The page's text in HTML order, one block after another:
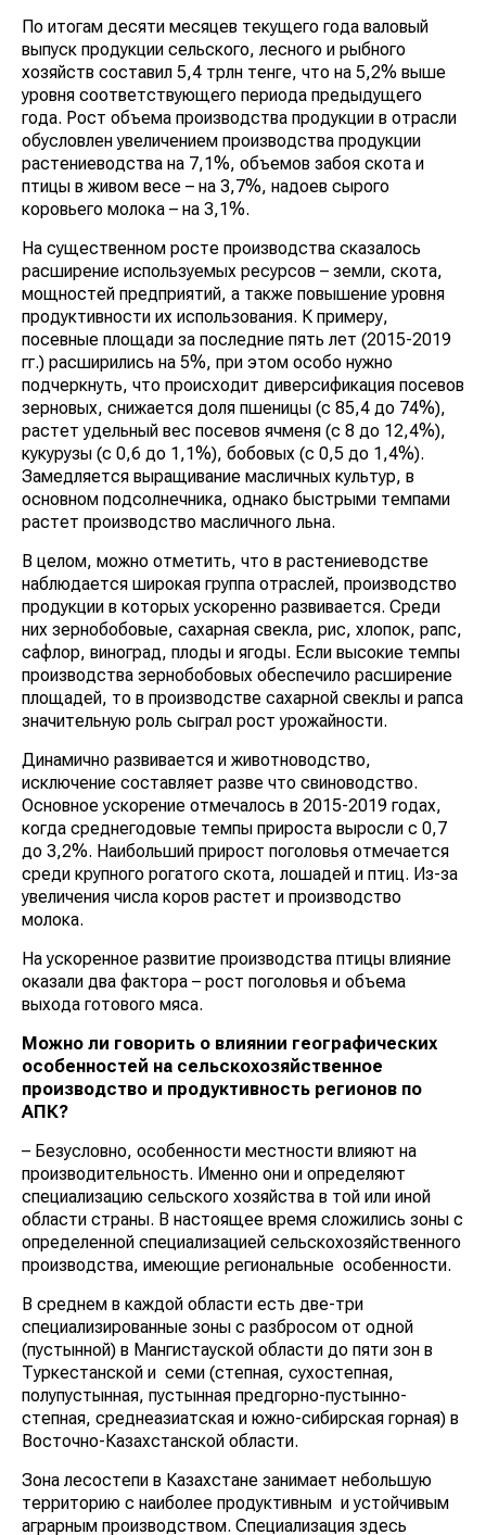
По итогам десяти месяцев текущего года валовый
выпуск продукции сельского, лесного и рыбного
хозяйств составил 5,4 трлн тенге, что на 5,2% выше
уровня соответствующего периода предыдущего
года. Рост объема производства продукции в отрасли
обусловлен увеличением производства продукции
растениеводства на 7,1%, объемов забоя скота и
птицы в живом весе – на 3,7%, надоев сырого
коровьего молока – на 3,1%.
На существенном росте производства сказалось
расширение используемых ресурсов – земли, скота,
мощностей предприятий, а также повышение уровня
продуктивности их использования. К примеру,
посевные площади за последние пять лет (2015-2019
гг.) расширились на 5%, при этом особо нужно
подчеркнуть, что происходит диверсификация посевов
зерновых, снижается доля пшеницы (с 85,4 до 74%),
растет удельный вес посевов ячменя (с 8 до 12,4%),
кукурузы (с 0,6 до 1,1%), бобовых (с 0,5 до 1,4%).
Замедляется выращивание масличных культур, в
основном подсолнечника, однако быстрыми темпами
растет производство масличного льна.
В целом, можно отметить, что в растениеводстве
наблюдается широкая группа отраслей, производство
продукции в которых ускоренно развивается. Среди
них зернобобовые, сахарная свекла, рис, хлопок, рапс,
сафлор, виноград, плоды и ягоды. Если высокие темпы
производства зернобобовых обеспечило расширение
площадей, то в производстве сахарной свеклы и рапса
значительную роль сыграл рост урожайности.
Динамично развивается и животноводство,
исключение составляет разве что свиноводство.
Основное ускорение отмечалось в 2015-2019 годах,
когда среднегодовые темпы прироста выросли с 0,7
до 3,2%. Наибольший прирост поголовья отмечается
среди крупного рогатого скота, лошадей и птиц. Из-за
увеличения числа коров растет и производство
молока.
На ускоренное развитие производства птицы влияние
оказали два фактора – рост поголовья и объема
выхода готового мяса.
Можно ли говорить о влиянии географических
особенностей на сельскохозяйственное
производство и продуктивность регионов по
АПК?
– Безусловно, особенности местности влияют на
производительность. Именно они и определяют
специализацию сельского хозяйства в той или иной
области страны. В настоящее время сложились зоны с
определенной специализацией сельскохозяйственного
производства, имеющие региональные особенности.
В среднем в каждой области есть две-три
специализированные зоны с разбросом от одной
(пустынной) в Мангистауской области до пяти зон в
Туркестанской и семи (степная, сухостепная,
полупустынная, пустынная предгорно-пустынно-
степная, среднеазиатская и южно-сибирская горная) в
Восточно-Казахстанской области.
Зона лесостепи в Казахстане занимает небольшую
территорию с наиболее продуктивным и устойчивым
аграрным производством. Специализация здесь